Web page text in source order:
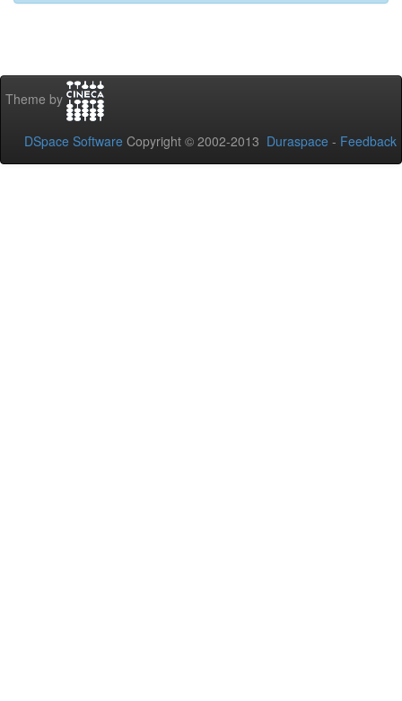
Theme by
DSpace Software Copyright © 2002-2013 Duraspace - Feedback